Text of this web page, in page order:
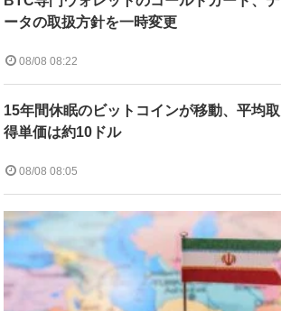
ータの取扱方針を一時変更
08/08 08:22
15年間休眠のビットコインが移動、平均取
得単価は約10ドル
08/08 08:05